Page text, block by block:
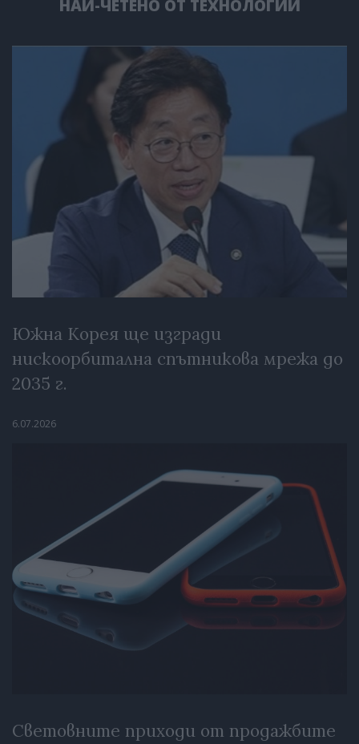
НАЙ-ЧЕТЕНО ОТ ТЕХНОЛОГИИ
Южна Корея ще изгради
нискоорбитална спътникова мрежа до
2035 г.
6.07.2026
Световните приходи от продажбите